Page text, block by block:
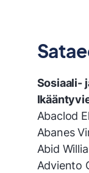
Sosiaali-
Abaclod
Abanes
Abid
Adviento